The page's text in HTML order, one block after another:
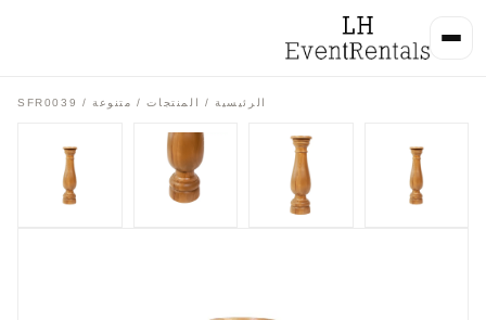
الرئيسية/ المنتجات / متنوعة/ SFR0039